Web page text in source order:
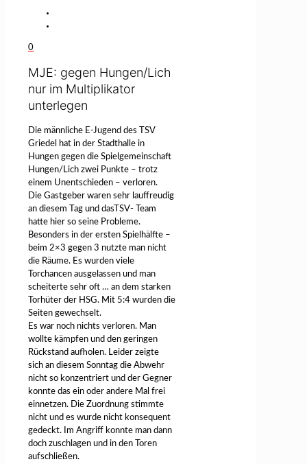
0
MJE: gegen Hungen/Lich
nur im Multiplikator
unterlegen
Die männliche E-Jugend des TSV
Griedel hat in der Stadthalle in
Hungen gegen die Spielgemeinschaft
Hungen/Lich zwei Punkte – trotz
einem Unentschieden – verloren.
Die Gastgeber waren sehr lauffreudig
an diesem Tag und dasTSV- Team
hatte hier so seine Probleme.
Besonders in der ersten Spielhälfte –
beim 2×3 gegen 3 nutzte man nicht
die Räume. Es wurden viele
Torchancen ausgelassen und man
scheiterte sehr oft … an dem starken
Torhüter der HSG. Mit 5:4 wurden die
Seiten gewechselt.
Es war noch nichts verloren. Man
wollte kämpfen und den geringen
Rückstand aufholen. Leider zeigte
sich an diesem Sonntag die Abwehr
nicht so konzentriert und der Gegner
konnte das ein oder andere Mal frei
einnetzen. Die Zuordnung stimmte
nicht und es wurde nicht konsequent
gedeckt. Im Angriff konnte man dann
doch zuschlagen und in den Toren
aufschließen.